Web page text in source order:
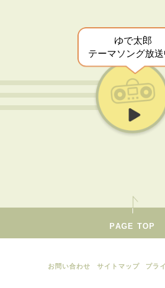
ゆで太郎
テーマソング放送
PAGE TOP
お問い合わせ サイトマップ プラ